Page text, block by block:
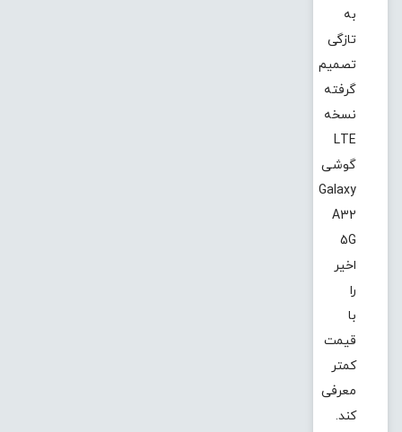
به
تازگی
تصمیم
گرفته
نسخه
LTE
گوشی
Galaxy
A32
5G
اخیر
را
با
قیمت
کمتر
معرفی
کند.